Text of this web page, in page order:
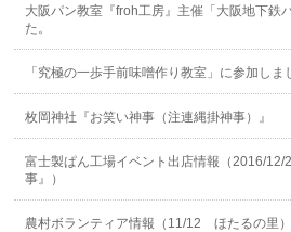
大阪パン教室『froh工房』主催「大阪地下鉄
た。
「究極の一歩手前味噌作り教室」に参加しま
枚岡神社『お笑い神事（注連縄掛神事）』
富士製ぱん工場イベント出店情報（2016/
事』）
農村ボランティア情報（11/12 ほたるの里）